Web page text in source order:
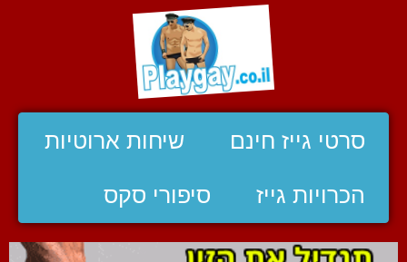
סרטי גייז חינם שיחות ארוטיות
הכרויות גייז סיפורי סקס